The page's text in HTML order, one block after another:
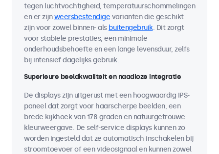
tegen luchtvochtigheid, temperatuurschommelingen
en er zijnweersbestendige varianten die geschikt
zijn voor zowel binnen- als buitengebruik. Dit zorgt
voor stabiele prestaties, een minimale
onderhoudsbehoefte en een lange levensduur, zelfs
bij intensief dagelijks gebruik.
Superieure beeldkwaliteit en naadloze integratie
De displays zijn uitgerust met een hoogwaardig IPS-
paneel dat zorgt voor haarscherpe beelden, een
brede kijkhoek van 178 graden en natuurgetrouwe
kleurweergave. De self-service displays kunnen zo
worden ingesteld dat ze automatisch inschakelen bij
stroomtoevoer of een videosignaal en kunnen zowel